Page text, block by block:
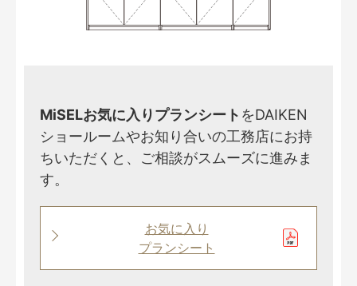
MiSELお気に入りプランシート をDAIKEN
ショールームやお知り合いの工務店にお持
ちいただくと、ご相談がスムーズに進みま
す。
お気に入り
プランシート